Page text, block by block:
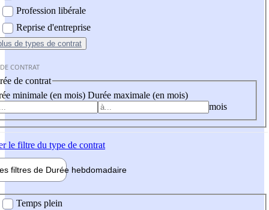
Profession libérale
Reprise d'entreprise
de types de contrat
CONTRAT
de contrat
minimale (en mois) Durée maximale (en mois)
mois
le filtre du type de contrat
filtres de Durée hebdomadaire
Temps plein